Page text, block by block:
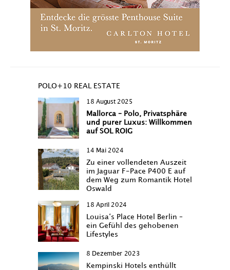
POLO+10 REAL ESTATE
18 August 2025
Mallorca – Polo, Privatsphäre
und purer Luxus: Willkommen
auf SOL ROIG
14 Mai 2024
Zu einer vollendeten Auszeit
im Jaguar F-Pace P400 E auf
dem Weg zum Romantik Hotel
Oswald
18 April 2024
Louisa‘s Place Hotel Berlin –
ein Gefühl des gehobenen
Lifestyles
8 Dezember 2023
Kempinski Hotels enthüllt